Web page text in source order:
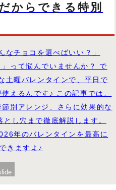
からできる特別
チョコを選べばいい？」
」って悩んでいませんか？ で
土曜バレンタインで、平日で
えるんです♪ この記事では、
別アレンジ、さらに効果的な
し穴まで徹底解説します。
年のバレンタインを最高に
きますよ♪